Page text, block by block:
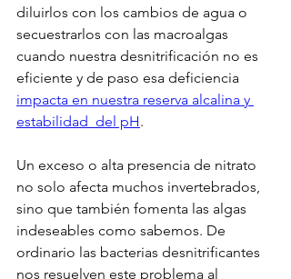
diluirlos con los cambios de agua o
secuestrarlos con las macroalgas
cuando nuestra desnitrificación no es
eficiente y de paso esa deficiencia
impacta en nuestra reserva alcalina y
estabilidad  del pH.
Un exceso o alta presencia de nitrato
no solo afecta muchos invertebrados,
sino que también fomenta las algas
indeseables como sabemos. De
ordinario las bacterias desnitrificantes
nos resuelven este problema al